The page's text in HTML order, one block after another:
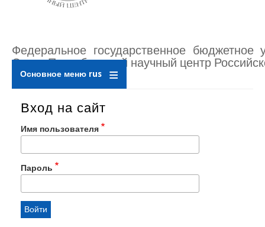
Федеральное государственное бюджетное
Санкт-Петербургский научный центр
Основное меню rus
Вход на сайт
Имя пользователя
Пароль